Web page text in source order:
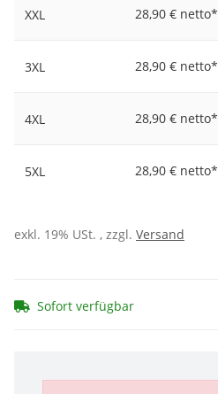
XXL 28,90 € netto*
3XL 28,90 € netto*
4XL 28,90 € netto*
5XL 28,90 € netto*
exkl. 19% USt. , zzgl. Versand
Sofort verfügbar